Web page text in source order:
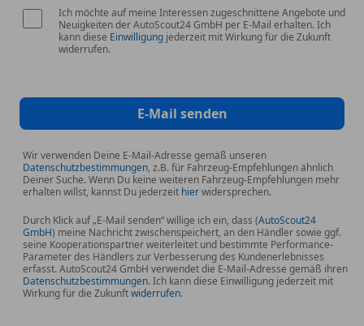
Ich möchte auf meine Interessen zugeschnittene Angebote und
Neuigkeiten der AutoScout24 GmbH per E-Mail erhalten. Ich
kann diese Einwilligung jederzeit mit Wirkung für die Zukunft
widerrufen.
E-Mail senden
Wir verwenden Deine E-Mail-Adresse gemäß unseren
Datenschutzbestimmungen, z.B. für Fahrzeug-Empfehlungen ähnlich
Deiner Suche. Wenn Du keine weiteren Fahrzeug-Empfehlungen mehr
erhalten willst, kannst Du jederzeit hierwidersprechen.
Durch Klick auf „E-Mail senden“ willige ich ein, dass (AutoScout24
GmbH) meine Nachricht zwischenspeichert, an den Händler sowie ggf.
seine Kooperationspartner weiterleitet und bestimmte Performance-
Parameter des Händlers zur Verbesserung des Kundenerlebnisses
erfasst. AutoScout24 GmbH verwendet die E-Mail-Adresse gemäß ihren
Datenschutzbestimmungen. Ich kann diese Einwilligung jederzeit mit
Wirkung für die Zukunftwiderrufen.